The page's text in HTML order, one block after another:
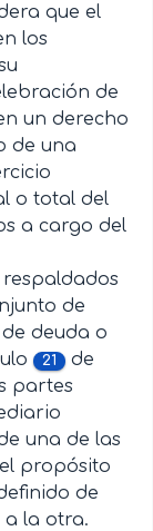
que el
los
de
un derecho
de una
o total del
a cargo del
de
deuda o
21
de
partes
una de las
propósito
de
a la otra.